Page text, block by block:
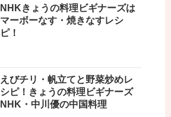
NHKきょうの料理ビギナーズは
マーボーなす・焼きなすレシ
ピ！
えびチリ・帆立てと野菜炒めレ
シピ！きょうの料理ビギナーズ
NHK・中川優の中国料理